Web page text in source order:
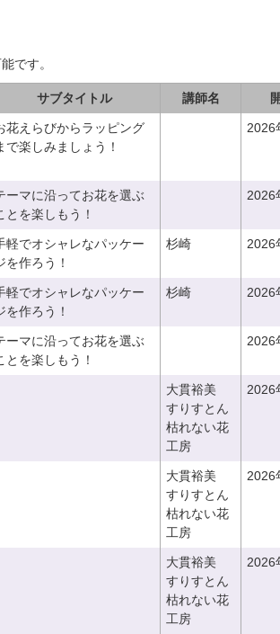
です。
サブタイトル 講師名
花えらびからラッピング
で楽しみましょう！
2026
ーマに沿ってお花を選ぶ
とを楽しもう！
2026
軽でオシャレなパッケー
を作ろう！
杉崎 2026
軽でオシャレなパッケー
を作ろう！
杉崎 2026
ーマに沿ってお花を選ぶ
とを楽しもう！
2026
大貫裕美
すりすとん
枯れない花
工房
2026
大貫裕美
すりすとん
枯れない花
工房
2026
大貫裕美
すりすとん
枯れない花
工房
2026